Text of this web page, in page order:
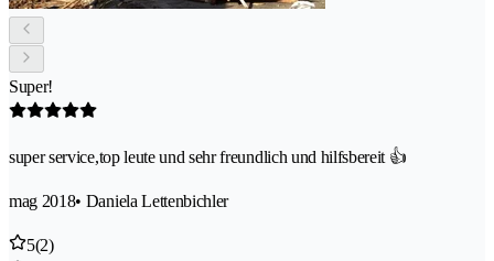
Super!
super service,top leute und sehr freundlich und hilfsbereit 👍
mag 2018• Daniela Lettenbichler
5(2)